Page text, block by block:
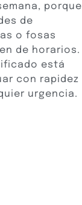
porque
de
o fosas
de horarios.
está
con rapidez
urgencia.